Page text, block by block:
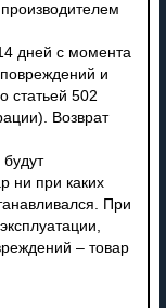
дней с момента
и
статьей 502
Возврат
ни при каких
При
– товар